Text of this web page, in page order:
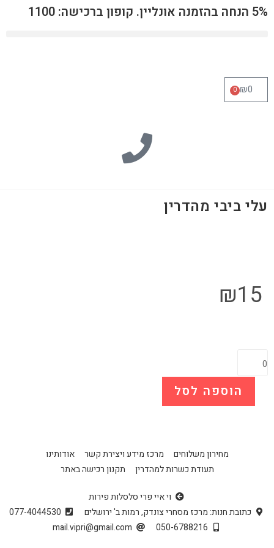
5% הנחה בהזמנה אונליין. קופון ברכישה: 1100
₪0
0
עלי ביבי מהדרין
₪15
הוספה לסל
מחירון משלוחים מרכז מידע ויצירת קשר
אודותינו
תעודת כשרות למהדרין
תקנון רכישה באתר
וי איי פרי סלסלות פירות
כתובת חנות: מרכז מסחרי צונדק, רמות ב' ירושלים
077-4044530
050-6788216
mail.vipri@gmail.com